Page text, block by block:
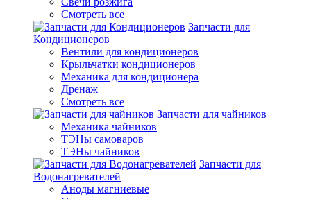
Смотреть все
Запчасти для
Кондиционеров
Вентили для кондиционеров
Крыльчатки кондиционеров
Механика для кондиционера
Дренаж
Смотреть все
Запчасти для чайников
Механика чайников
ТЭНы самоваров
ТЭНы чайников
Запчасти для
Водонагревателей
Аноды магниевые